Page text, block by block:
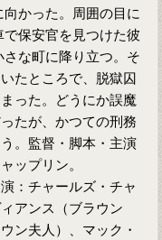
かった。周囲の目に
保安官を見つけた彼
な町に降り立つ。そ
たところで、脱獄囚
った。どうにか誤魔
たが、かつての刑務
。監督・脚本・主演
ップリン。
：チャールズ・チャ
アンス（ブラウン
ン夫人）、マック・